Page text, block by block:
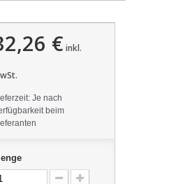
€ inkl.
Je nach
beim